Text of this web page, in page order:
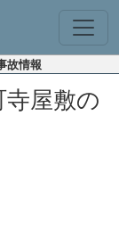
故情報
寺屋敷の